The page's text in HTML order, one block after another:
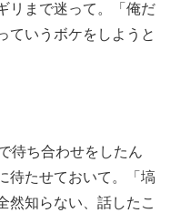
まで迷って。「俺だ
ていうボケをしようと
待ち合わせをしたん
待たせておいて。「塙
然知らない、話したこ